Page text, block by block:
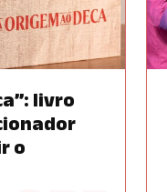
livro
o